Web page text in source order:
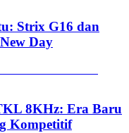
Strix G16 dan
Day
8KHz: Era Baru
Kompetitif